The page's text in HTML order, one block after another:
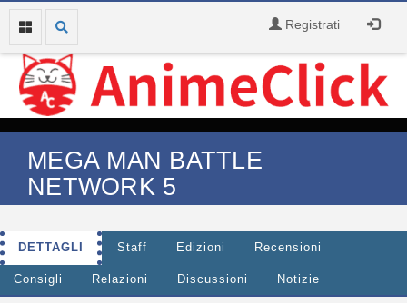
Registrati
MEGA MAN BATTLE
NETWORK 5
DETTAGLI Staff Edizioni Recensioni
Consigli Relazioni Discussioni Notizie